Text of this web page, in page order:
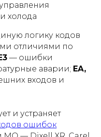
холода
логику кодов
отличиями по
— ошибки
аварии; EA,
входов и
и устраняет
ошибок